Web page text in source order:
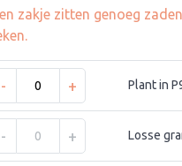
zakje zitten genoeg
- + Plant in
- + Losse